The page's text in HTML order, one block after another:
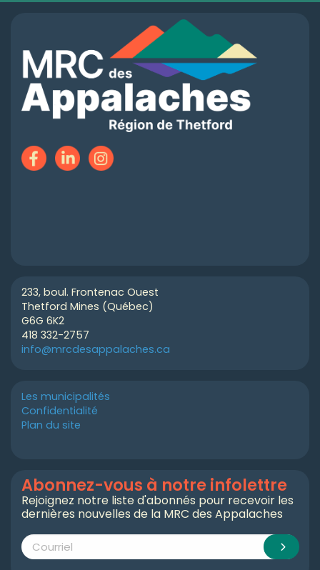
233, boul. Frontenac Ouest
Thetford Mines (Québec)
G6G 6K2
418 332-2757
info@mrcdesappalaches.ca
Les municipalités
Confidentialité
Plan du site
Abonnez-vous à notre infolettre
Rejoignez notre liste d'abonnés pour recevoir les
dernières nouvelles de la MRC des Appalaches